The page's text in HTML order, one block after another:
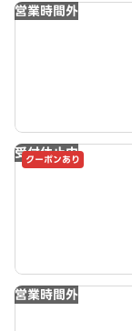
営業時間外
受付休止中
クーポンあり
営業時間外